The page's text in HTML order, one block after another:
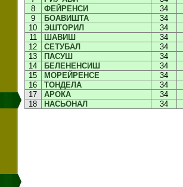
8
ФЕЙРЕНСИ
34
9
БОАВИШТА
34
10
ЭШТОРИЛ
34
11
ШАВИШ
34
12
СЕТУБАЛ
34
13
ПАСУШ
34
14
БЕЛЕНЕНСИШ
34
15
МОРЕЙРЕНСЕ
34
16
ТОНДЕЛА
34
17
АРОКА
34
18
НАСЬОНАЛ 34